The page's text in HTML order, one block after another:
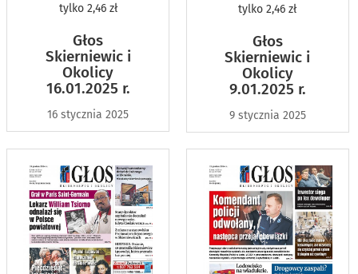
tylko2,46 zł
Głos
Skierniewic i
Okolicy
16.01.2025 r.
16 stycznia 2025
tylko 2,46 zł
Głos
Skierniewic i
Okolicy
9.01.2025 r.
9 stycznia 2025